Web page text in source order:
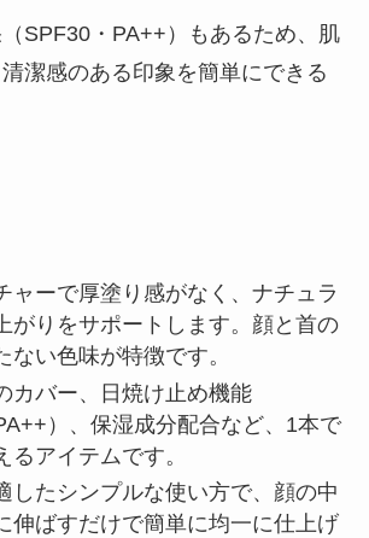
SPF30・PA++）もあるため、肌
潔感のある印象を簡単にできる
ャーで厚塗り感がなく、ナチュラ
がりをサポートします。顔と首の
ない色味が特徴です。
カバー、日焼け止め機能
）、保湿成分配合など、1本で
るアイテムです。
したシンプルな使い方で、顔の中
伸ばすだけで簡単に均一に仕上げ